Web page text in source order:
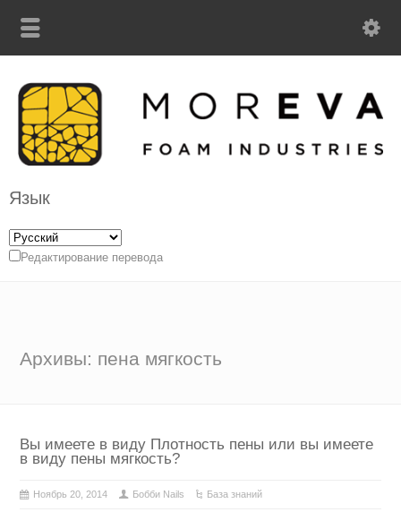
Язык
Редактирование перевода
Архивы: пена мягкость
Вы имеете в виду Плотность пены или вы имеете
в виду пены мягкость?
Ноябрь 20, 2014 Бобби Nails База знаний